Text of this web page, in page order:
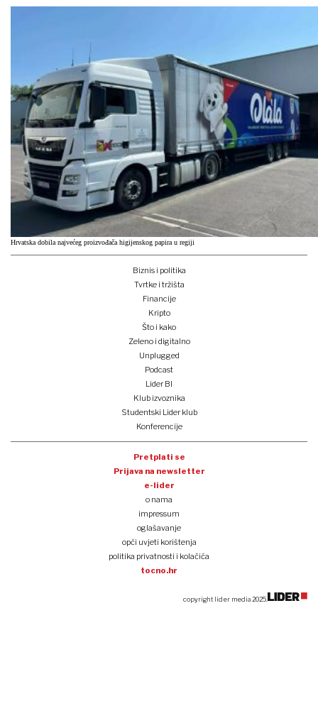
Hrvatska dobila najvećeg proizvođača higijenskog papira u regiji
Biznis i politika
Tvrtke i tržišta
Financije
Kripto
Što i kako
Zeleno i digitalno
Unplugged
Podcast
Lider BI
Klub izvoznika
Studentski Lider klub
Konferencije
Pretplati se
Prijava na newsletter
e-lider
o nama
impressum
oglašavanje
opći uvjeti korištenja
politika privatnosti i kolačića
tocno.hr
copyright lider media 2025.